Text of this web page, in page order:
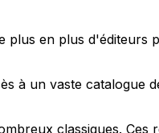
plus en plus d'éditeurs
à un vaste catalogue
classiques.